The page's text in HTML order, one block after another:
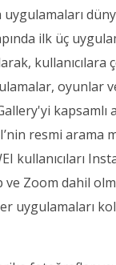
ilk üç
kullanıcılara
oyunlar
kapsamlı
resmi arama
kullanıcıları
ve Zoom dahil
uygulamaları